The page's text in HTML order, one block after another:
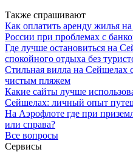
Также спрашивают
Как оплатить аренду жилья
России при проблемах с
Где лучше остановиться на
спокойного отдыха без
Стильная вилла на Сейшелах
чистым пляжем
Какие сайты лучше
Сейшелах: личный опыт
На Аэрофлоте где при
или справа?
Все вопросы
Сервисы